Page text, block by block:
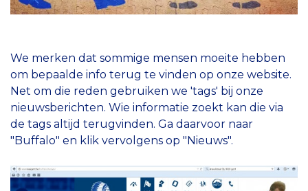
We merken dat sommige mensen moeite hebben
om bepaalde info terug te vinden op onze website.
Net om die reden gebruiken we 'tags' bij onze
nieuwsberichten. Wie informatie zoekt kan die via
de tags altijd terugvinden. Ga daarvoor naar
"Buffalo" en klik vervolgens op "Nieuws".